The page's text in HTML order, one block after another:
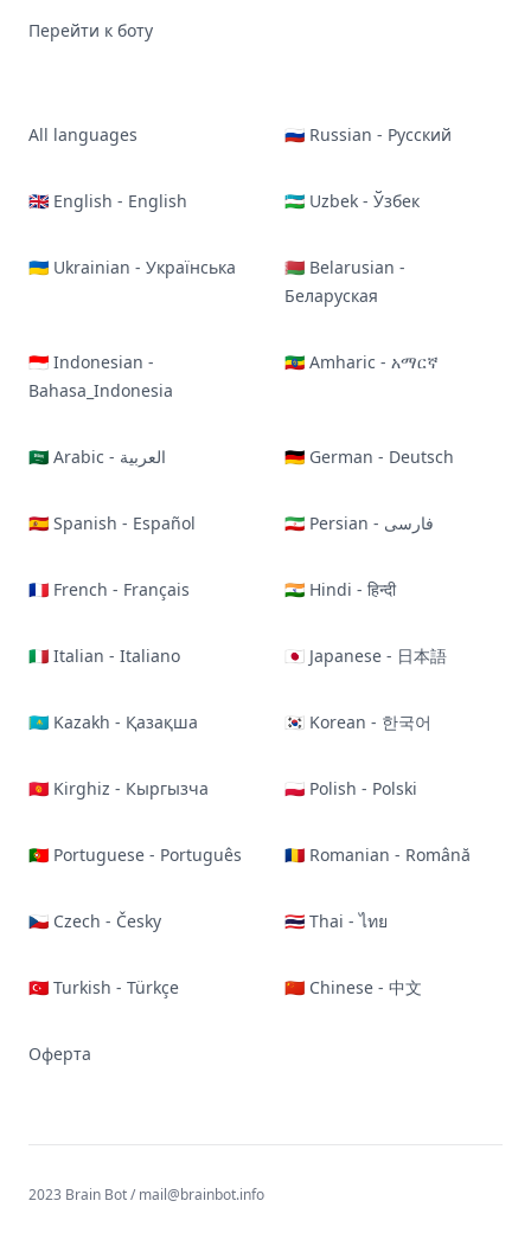
Перейти к боту
All languages 🇷🇺 Russian - Русский
🇬🇧 English - English 🇺🇿 Uzbek - Ўзбек
🇺🇦 Ukrainian - Українська
🇧🇾 Belarusian -
Беларуская
🇮🇩 Indonesian -
Bahasa_Indonesia
🇪🇹 Amharic - አማርኛ
🇸🇦 Arabic - العربية 🇩🇪 German - Deutsch
🇪🇸 Spanish - Español 🇮🇷 Persian - فارسی
🇫🇷 French - Français 🇮🇳 Hindi - हिन्दी
🇮🇹 Italian - Italiano 🇯🇵 Japanese - 日本語
🇰🇿 Kazakh - Қазақша 🇰🇷 Korean - 한국어
🇰🇬 Kirghiz - Кыргызча 🇵🇱 Polish - Polski
🇵🇹 Portuguese - Português 🇷🇴 Romanian - Română
🇨🇿 Czech - Česky 🇹🇭 Thai - ไทย
🇹🇷 Turkish - Türkçe 🇨🇳 Chinese - 中文
Оферта
2023 Brain Bot /mail@brainbot.info